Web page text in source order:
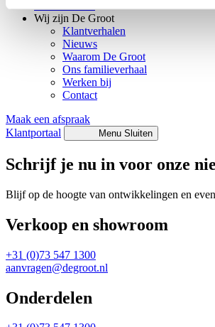
Wij zijn De Groot
Klantverhalen
Nieuws
Waarom De Groot
Ons familieverhaal
Werken bij
Contact
Maak een afspraak
Klantportaal
Menu Sluiten
Schrijf je nu in voor onze
Blijf op de hoogte van ontwikkelingen en
Verkoop en showroom
+31 (0)73 547 1300
aanvragen@degroot.nl
Onderdelen